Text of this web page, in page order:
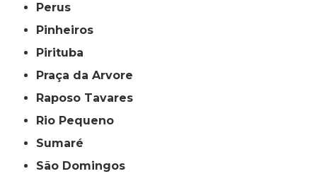
Perus
Pinheiros
Pirituba
Praça da Arvore
Raposo Tavares
Rio Pequeno
Sumaré
São Domingos